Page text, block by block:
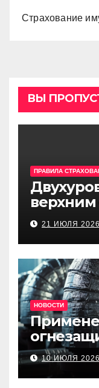
Страхование
ВЫ
ПРАВИЛА
верхним
в 21 ИЮЛЯ 2026
НОВОСТИ
для
10 ИЮЛЯ 2026